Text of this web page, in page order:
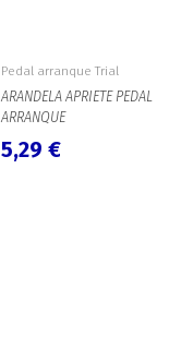
Pedal arranque Trial
ARANDELA APRIETE PEDAL
ARRANQUE
5,29 €